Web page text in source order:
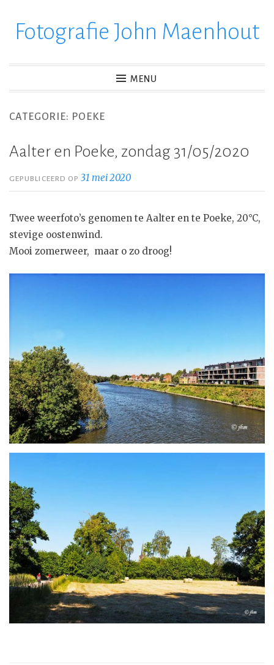
verderFotografie John Maenhout
MENU
CATEGORIE: POEKE
Aalter en Poeke, zondag 31/05/2020
GEPUBLICEERD OP31 mei 2020
Twee weerfoto’s genomen te Aalter en te Poeke, 20°C,
stevige oostenwind.
Mooi zomerweer, maar o zo droog!